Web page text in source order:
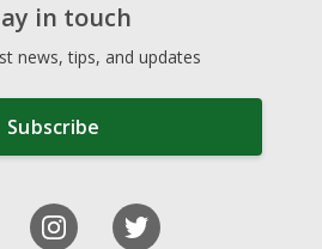
in touch
news, tips, and updates
Subscribe